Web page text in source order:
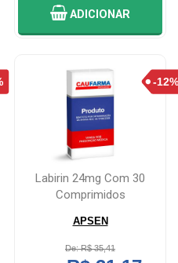
ADICIONAR
Labirin 24mg Com 30
Comprimidos
APSEN
De: R$ 35,41